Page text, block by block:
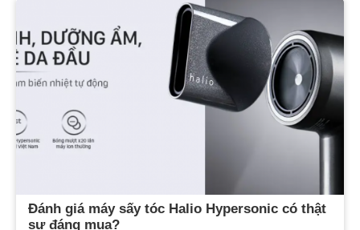
Đánh giá máy sấy tóc Halio Hypersonic có thật
sự đáng mua?